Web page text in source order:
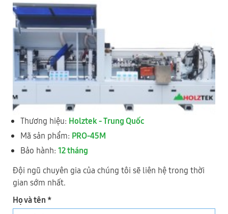
Thương hiệu: Holztek - Trung Quốc
Mã sản phẩm: PRO-45M
Bảo hành: 12 tháng
Đội ngũ chuyên gia của chúng tôi sẽ liên hệ trong thời
gian sớm nhất.
Họ và tên *
Review Tổng Quan Máy Dán Cạnh Vát Nghiêng 45 Độ -
Holztek - PRO-45M